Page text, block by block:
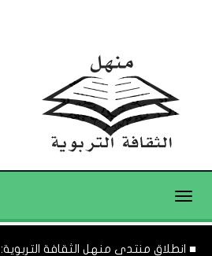
Toggle
■ انطلاق منتدى منهل الثقافة التربوية: